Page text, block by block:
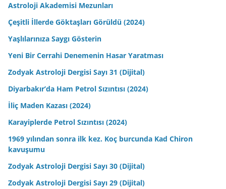
Astroloji Akademisi Mezunları
Çeşitli İllerde Göktaşları Görüldü (2024)
Yaşlılarınıza Saygı Gösterin
Yeni Bir Cerrahi Denemenin Hasar Yaratması
Zodyak Astroloji Dergisi Sayı 31 (Dijital)
Diyarbakır’da Ham Petrol Sızıntısı (2024)
İliç Maden Kazası (2024)
Karayiplerde Petrol Sızıntısı (2024)
1969 yılından sonra ilk kez. Koç burcunda Kad Chiron
kavuşumu
Zodyak Astroloji Dergisi Sayı 30 (Dijital)
Zodyak Astroloji Dergisi Sayı 29 (Dijital)